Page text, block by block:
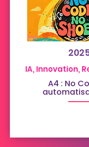
IA, Innovation,
A4 : No